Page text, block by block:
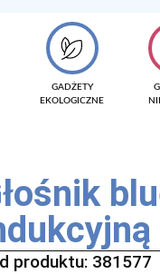
GADŻETY
EKOLOGICZNE
produktu: 381577